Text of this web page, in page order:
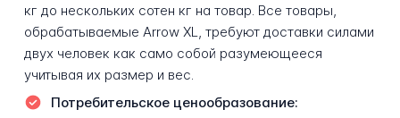
кг до нескольких сотен кг на товар. Все товары,
обрабатываемые Arrow XL, требуют доставки силами
двух человек как само собой разумеющееся
учитывая их размер и вес.
Потребительское ценообразование: